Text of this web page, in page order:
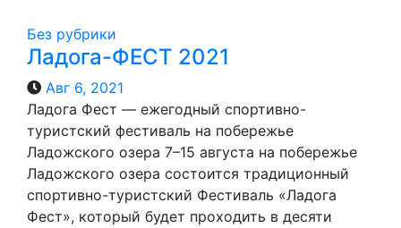
Без рубрики
Ладога-ФЕСТ 2021
Авг 6, 2021
Ладога Фест — ежегодный спортивно-
туристский фестиваль на побережье
Ладожского озера 7–15 августа на побережье
Ладожского озера состоится традиционный
спортивно-туристский Фестиваль «Ладога
Фест», который будет проходить в десяти